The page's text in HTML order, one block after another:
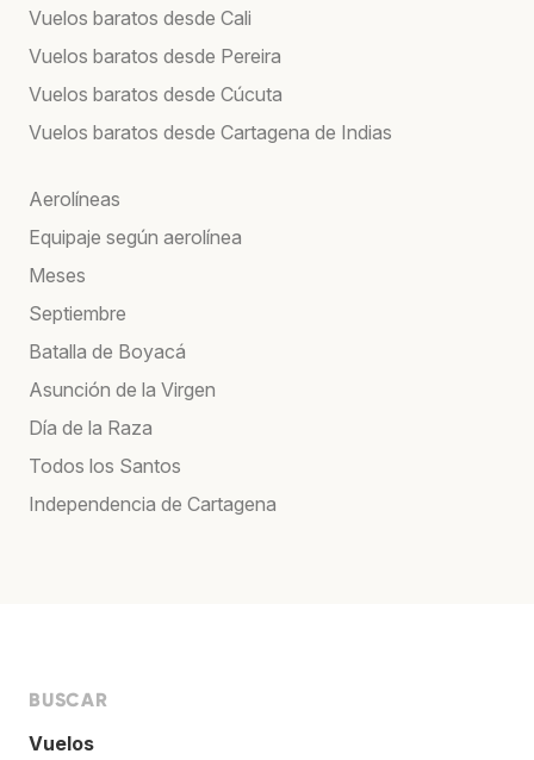
Vuelos baratos desde Cali
Vuelos baratos desde Pereira
Vuelos baratos desde Cúcuta
Vuelos baratos desde Cartagena de Indias
Aerolíneas
Equipaje según aerolínea
Meses
Septiembre
Batalla de Boyacá
Asunción de la Virgen
Día de la Raza
Todos los Santos
Independencia de Cartagena
BUSCAR
Vuelos